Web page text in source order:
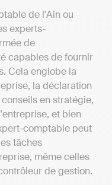
de l'Ain ou
experts-
de
capables de fournir
Cela englobe la
la déclaration
en stratégie,
et bien
comptable peut
tâches
même celles
de gestion.